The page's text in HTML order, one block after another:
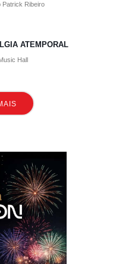
Patrick Ribeiro
ATEMPORAL
Hall